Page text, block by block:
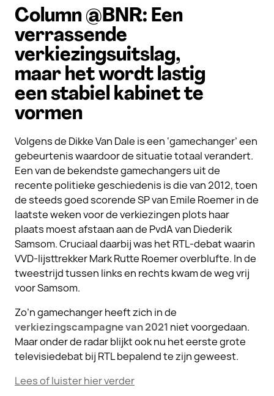
Column @BNR: Een
verrassende
verkiezingsuitslag,
maar het wordt lastig
een stabiel kabinet te
vormen
Volgens de Dikke Van Dale is een ‘gamechanger’ een
gebeurtenis waardoor de situatie totaal verandert.
Een van de bekendste gamechangers uit de
recente politieke geschiedenis is die van 2012, toen
de steeds goed scorende SP van Emile Roemer in de
laatste weken voor de verkiezingen plots haar
plaats moest afstaan aan de PvdA van Diederik
Samsom. Cruciaal daarbij was het RTL-debat waarin
VVD-lijsttrekker Mark Rutte Roemer overblufte. In de
tweestrijd tussen links en rechts kwam de weg vrij
voor Samsom.
Zo’n gamechanger heeft zich in de
verkiezingscampagne van 2021 niet voorgedaan.
Maar onder de radar blijkt ook nu het eerste grote
televisiedebat bij RTL bepalend te zijn geweest.
Lees of luister hier verder